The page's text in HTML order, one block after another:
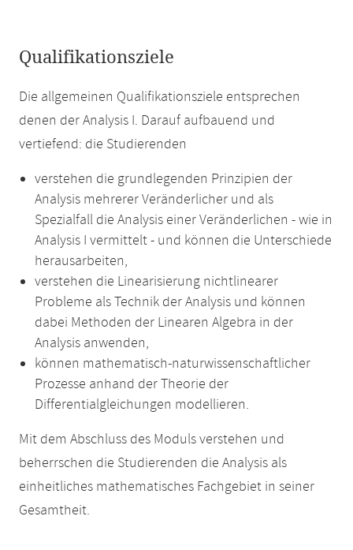
Qualifikationsziele
Die allgemeinen Qualifikationsziele entsprechen
denen der Analysis I. Darauf aufbauend und
vertiefend: die Studierenden
verstehen die grundlegenden Prinzipien der
Analysis mehrerer Veränderlicher und als
Spezialfall die Analysis einer Veränderlichen - wie in
Analysis I vermittelt - und können die Unterschiede
herausarbeiten,
verstehen die Linearisierung nichtlinearer
Probleme als Technik der Analysis und können
dabei Methoden der Linearen Algebra in der
Analysis anwenden,
können mathematisch-naturwissenschaftlicher
Prozesse anhand der Theorie der
Differentialgleichungen modellieren.
Mit dem Abschluss des Moduls verstehen und
beherrschen die Studierenden die Analysis als
einheitliches mathematisches Fachgebiet in seiner
Gesamtheit.